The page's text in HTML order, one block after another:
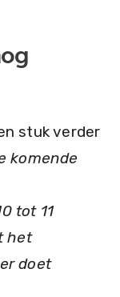
stuk verder
komende
tot 11
het
doet